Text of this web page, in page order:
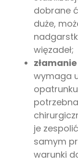
dobrane
duże,
więzadeł;
wymaga
je
samym
warunki